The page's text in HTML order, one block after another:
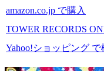
amazon.co.jp で購入
TOWER RECORDS
Yahoo!ショッピング で